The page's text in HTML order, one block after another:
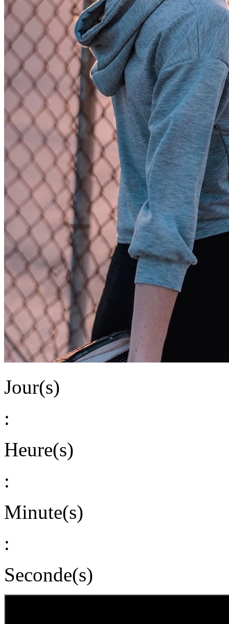
Jour(s)
:
Heure(s)
:
Minute(s)
:
Seconde(s)